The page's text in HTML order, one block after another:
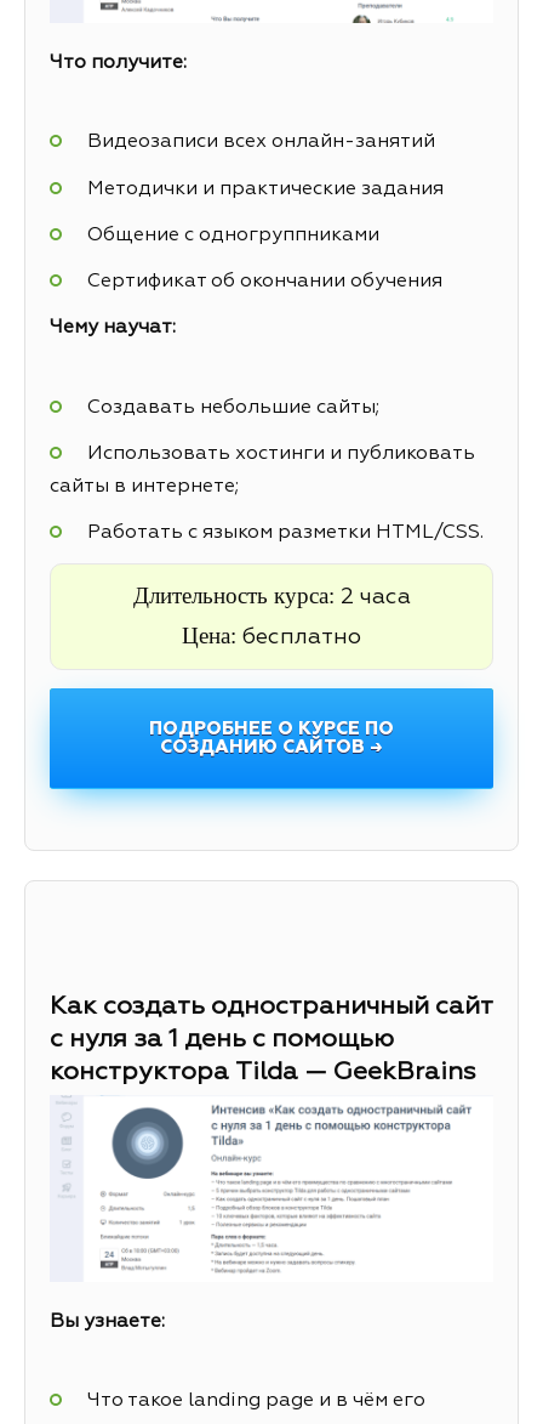
Что получите:
Видеозаписи всех онлайн-занятий
Методички и практические задания
Общение с одногруппниками
Сертификат об окончании обучения
Чему научат:
Создавать небольшие сайты;
Использовать хостинги и публиковать
сайты в интернете;
Работать с языком разметки HTML/CSS.
Длительность курса: 2 часа
Цена: бесплатно
ПОДРОБНЕЕ О КУРСЕ ПО
СОЗДАНИЮ САЙТОВ →
Как создать одностраничный сайт
с нуля за 1 день с помощью
конструктора Tilda — GeekBrains
Вы узнаете:
Что такое landing page и в чём его